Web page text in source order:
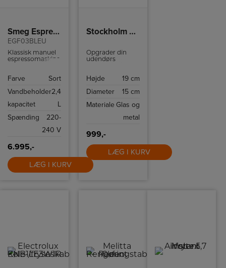
Smeg Espressomaskine
EGF03BLEU
Klassisk manuel
espressomaskine
kaffetemperatur,
at brygge op til 2
gangen.
Farve
Sort
Vandbeholder
kapacitet
2,4
L
Spænding
220-
240 V
6.995,-
LÆG I KURV
Stockholm Batteri Marble Brown – Antique
Opgrader din
udendørs
Stockholm
elegant
farve. Denne
er en del af den
Stockholm-serie,
designet af
Michael
Waltersdorff og
Emanuele
Patton, der
kombinerer
Højde
19 cm
Diameter
15 cm
Materiale Glas og
metal
999,-
LÆG I KURV